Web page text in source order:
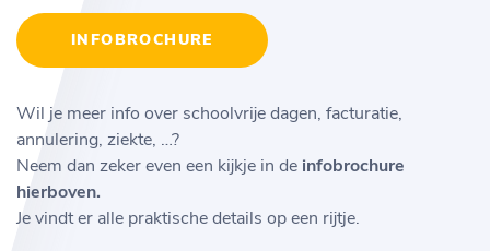
INFOBROCHURE
Wil je meer info over schoolvrije dagen, facturatie,
annulering, ziekte, …?
Neem dan zeker even een kijkje in de infobrochure
hierboven.
Je vindt er alle praktische details op een rijtje.